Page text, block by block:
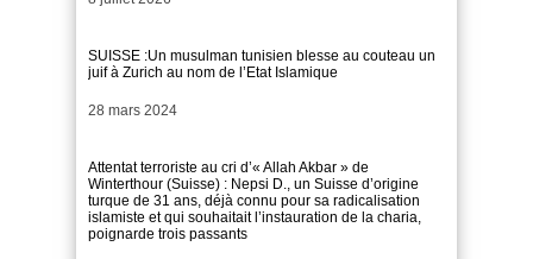
SUISSE :Un musulman tunisien blesse au couteau un
juif à Zurich au nom de l’Etat Islamique
Date
28 mars 2024
Attentat terroriste au cri d’« Allah Akbar » de
Winterthour (Suisse) : Nepsi D., un Suisse d’origine
turque de 31 ans, déjà connu pour sa radicalisation
islamiste et qui souhaitait l’instauration de la charia,
poignarde trois passants